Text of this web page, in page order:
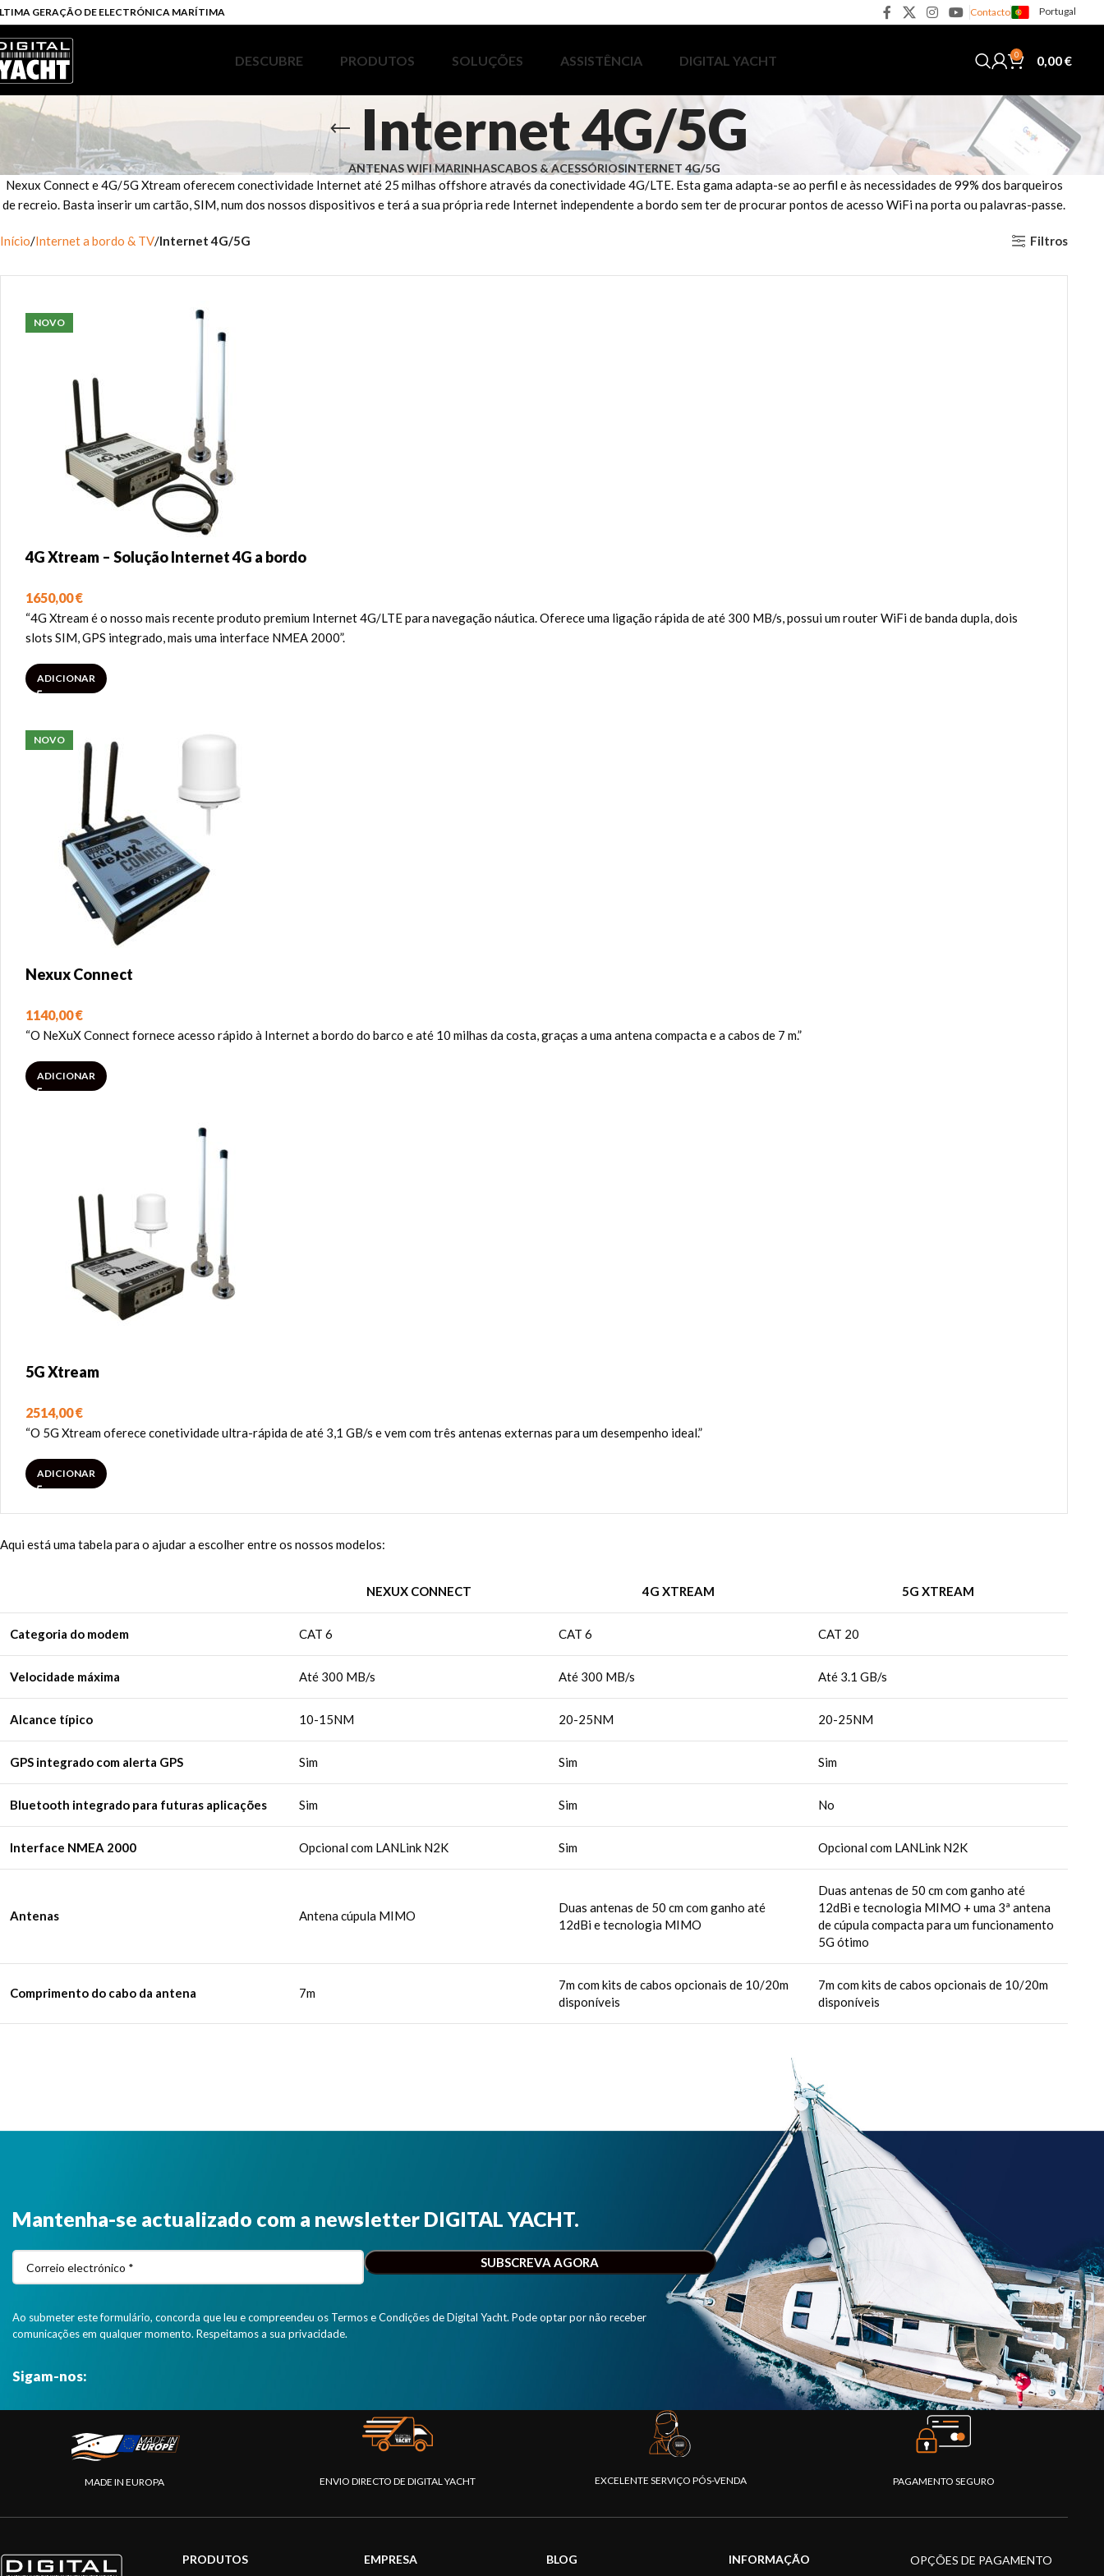
GERAÇÃO DE ELECTRÓNICA MARÍTIMA Contacto Portugal
DESCUBRE PRODUTOS SOLUÇÕES ASSISTÊNCIA DIGITAL YACHT 0 0,00€
Internet 4G/5G
ANTENAS WIFI MARINHASCABOS & ACESSÓRIOSINTERNET 4G/5G
Nexux Connect e 4G/5G Xtream oferecem conectividade Internet até 25 milhas offshore através da conectividade 4G/LTE. Esta gama adapta-se ao perfil e às necessidades de 99% dos barqueiros
de recreio. Basta inserir um cartão, SIM, num dos nossos dispositivos e terá a sua própria rede Internet independente a bordo sem ter de procurar pontos de acesso WiFi na porta ou palavras-passe.
Início Internet a bordo & TV Internet 4G/5G Filtros
NOVO
4G Xtream – Solução Internet 4G a bordo
1650,00€
“4G Xtream é o nosso mais recente produto premium Internet 4G/LTE para navegação náutica. Oferece uma ligação rápida de até 300 MB/s, possui um router WiFi de banda dupla, dois
slots SIM, GPS integrado, mais uma interface NMEA 2000”.
ADICIONAR
NOVO
Nexux Connect
1140,00€
“O NeXuX Connect fornece acesso rápido à Internet a bordo do barco e até 10 milhas da costa, graças a uma antena compacta e a cabos de 7 m.”
ADICIONAR
5G Xtream
2514,00€
“O 5G Xtream oferece conetividade ultra-rápida de até 3,1 GB/s e vem com três antenas externas para um desempenho ideal.”
ADICIONAR
Aqui está uma tabela para o ajudar a escolher entre os nossos modelos:
NEXUX CONNECT 4G XTREAM 5G XTREAM
Categoria do modem CAT 6 CAT 6 CAT 20
Velocidade máxima Até 300 MB/s Até 300 MB/s Até 3.1 GB/s
Alcance típico 10-15NM 20-25NM 20-25NM
GPS integrado com alerta GPS Sim Sim Sim
Bluetooth integrado para futuras aplicações Sim Sim No
Interface NMEA 2000 Opcional com LANLink N2K Sim Opcional com LANLink N2K
Antenas Antena cúpula MIMO
Duas antenas de 50 cm com ganho até
12dBi e tecnologia MIMO
Duas antenas de 50 cm com ganho até
12dBi e tecnologia MIMO + uma 3ª antena
de cúpula compacta para um funcionamento
5G ótimo
Comprimento do cabo da antena 7m
7m com kits de cabos opcionais de 10/20m
disponíveis
7m com kits de cabos opcionais de 10/20m
disponíveis
Mantenha-se actualizado com a newsletter DIGITAL YACHT.
Ao submeter este formulário, concorda que leu e compreendeu os Termos e Condições de Digital Yacht. Pode optar por não receber
comunicações em qualquer momento. Respeitamos a sua privacidade.
Sigam-nos:
MADE IN EUROPA ENVIO DIRECTO DE DIGITAL YACHT EXCELENTE SERVIÇO PÓS-VENDA PAGAMENTO SEGURO
PRODUTOS EMPRESA BLOG INFORMAÇÃO OPÇÕES DE PAGAMENTO